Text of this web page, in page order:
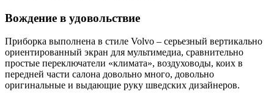
Вождение в удовольствие
Приборка выполнена в стиле Volvo – серьезный вертикально
ориентированный экран для мультимедиа, сравнительно
простые переключатели «климата», воздуховоды, коих в
передней части салона довольно много, довольно
оригинальные и выдающие руку шведских дизайнеров.